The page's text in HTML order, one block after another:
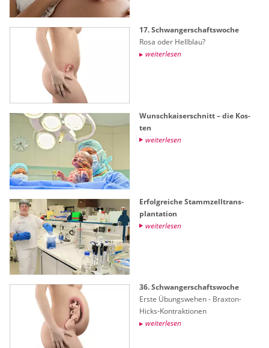
17. Schwan­ger­schafts­wo­che
Rosa oder Hell­blau?
wei­ter­le­sen
Wunsch­kai­ser­schnitt – die Kos­
ten
wei­ter­le­sen
Er­folg­rei­che Stamm­zell­trans­
plan­ta­ti­on
wei­ter­le­sen
36. Schwan­ger­schafts­wo­che
Erste Übungs­we­hen - Brax­ton-
Hicks-Kon­trak­tio­nen
wei­ter­le­sen